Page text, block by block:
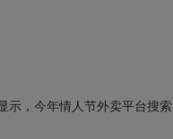
示，今年情人节外卖平台搜索